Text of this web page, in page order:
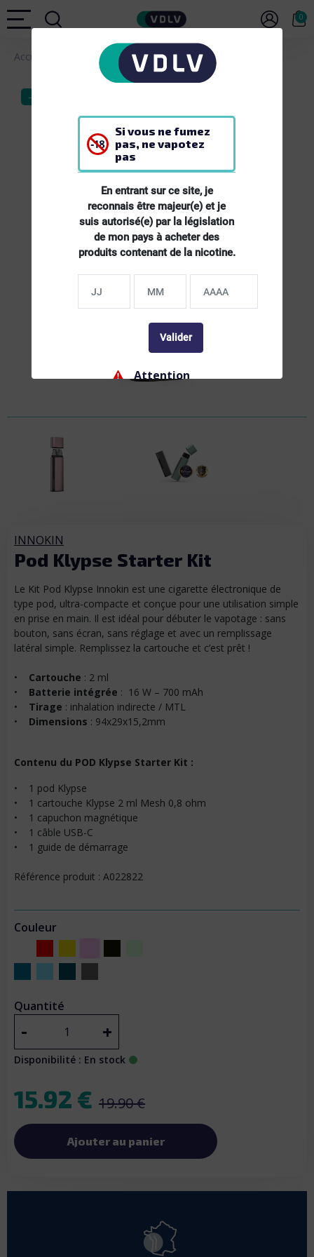
Si vous ne fumez
pas, ne vapotez
pas
En entrant sur ce site, je
reconnais être majeur(e) et je
suis autorisé(e) par la législation
de mon pays à acheter des
produits contenant de la nicotine.
Valider
Attention
allaitantes, et aux personnes atteintes de
entraîne une dépendance, ne commencez pas.
Interdiction
0
Accueil MATERIEL Pod Klypse Starter Kit
-20%
INNOKIN
Pod Klypse Starter Kit
Le Kit Pod Klypse Innokin est une cigarette électronique de
type pod, ultra-compacte et conçue pour une utilisation simple
en prise en main. Il est idéal pour débuter le vapotage : sans
bouton, sans écran, sans réglage et avec un remplissage
latéral simple. Remplissez la cartouche et c’est prêt !
• Cartouche : 2 ml
• Batterie intégrée : 16 W – 700 mAh
• Tirage : inhalation indirecte / MTL
• Dimensions : 94x29x15,2mm
Contenu du POD Klypse Starter Kit :
• 1 pod Klypse
• 1 cartouche Klypse 2 ml Mesh 0,8 ohm
• 1 capuchon magnétique
• 1 câble USB-C
• 1 guide de démarrage
Référence produit : A022822
Couleur
Blush pink
Quantité
+
-
Disponibilité : En stock
15.92 € 19.90 €
Ajouter au panier